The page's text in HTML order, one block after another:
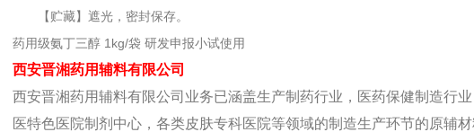
【贮藏】遮光，密封保存。
药用级氨丁三醇 1kg/袋 研发申报小试使用
西安晋湘药用辅料有限公司
西安晋湘药用辅料有限公司业务已涵盖生产制药行业，医药保健制造行
医特色医院制剂中心，各类皮肤专科医院等领域的制造生产环节的原辅